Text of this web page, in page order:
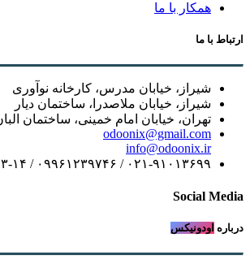
همکار با ما
ارتباط با ما
شیراز، خیابان مدرس، کارخانه نوآوری
شیراز، خیابان ملاصدرا، ساختمان دیار
تهران، خیابان امام خمینی، ساختمان
odoonix@gmail.com
info@odoonix.ir
۰۲۱-۹۱۰۱۳۶۹۹ / ۰۹۹۶۱۲۳۹۷۴۶ / ۰۹۱۰۱۹۸۱۷۱۳-۱۴
Social Media
درباره اودونیکس